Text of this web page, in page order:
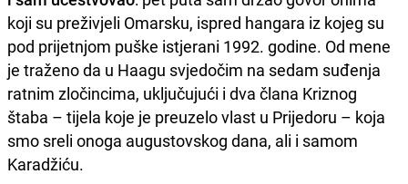
koji su preživjeli Omarsku, ispred hangara iz kojeg su
pod prijetnjom puške istjerani 1992. godine. Od mene
je traženo da u Haagu svjedočim na sedam suđenja
ratnim zločincima, uključujući i dva člana Kriznog
štaba – tijela koje je preuzelo vlast u Prijedoru – koja
smo sreli onoga augustovskog dana, ali i samom
Karadžiću.